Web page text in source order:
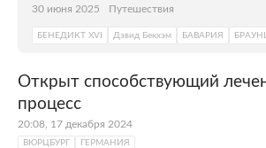
30 июня 2025 Путешествия
БЕНЕДИКТ XVI Дэвид Бекхэм БАВАРИЯ
Открыт способствующий
процесс
20:08, 17 декабря 2024
ВЮРЦБУРГ ГЕРМАНИЯ